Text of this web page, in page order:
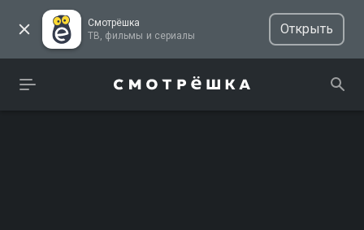
Смотрёшка
ТВ, фильмы и сериалы
Открыть